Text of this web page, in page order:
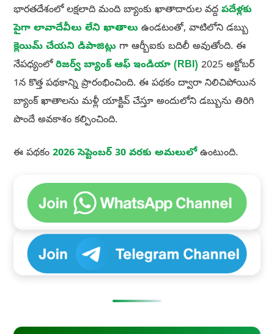
భారతదేశంలో లక్షలాది మంది బ్యాంకు ఖాతాదారుల వద్ద పదేళ్లకు
పైగా లావాదేవీలు లేని ఖాతాలు ఉండటంతో, వాటిలోని డబ్బు
క్లెయిమ్ చేయని డిపాజిట్లు గా ఆర్బీఐకు బదిలీ అవుతోంది. ఈ
నేపధ్యంలోరిజర్వ్ బ్యాంక్ ఆఫ్ ఇండియా (RBI) 2025 అక్టోబర్
1న కొత్త పథకాన్ని ప్రారంభించింది. ఈ పథకం ద్వారా నిలిచిపోయిన
బ్యాంక్ ఖాతాలను మళ్లీ యాక్టివ్ చేస్తూ అందులోని డబ్బును తిరిగి
పొందే అవకాశం కల్పించింది.
ఈ పథకం 2026 సెప్టెంబర్ 30 వరకు అమలులోఉంటుంది.